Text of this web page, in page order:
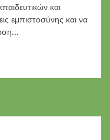
και
εμπιστοσύνης και να